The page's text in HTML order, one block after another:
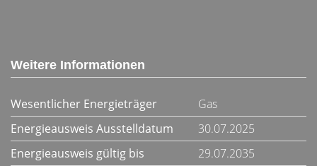
Weitere Informationen
Wesentlicher Energieträger
Gas
Energieausweis Ausstelldatum
30.07.2025
Energieausweis gültig bis
29.07.2035